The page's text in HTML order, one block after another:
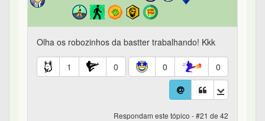
Olha os robozinhos da bastter trabalhando! Kkk
1 0 0 0
Respondam este tópico - #21 de 42